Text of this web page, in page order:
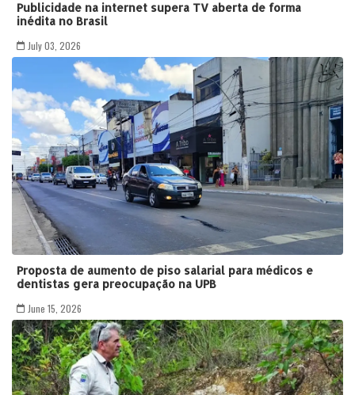
Publicidade na internet supera TV aberta de forma
inédita no Brasil
July 03, 2026
Proposta de aumento de piso salarial para médicos e
dentistas gera preocupação na UPB
June 15, 2026